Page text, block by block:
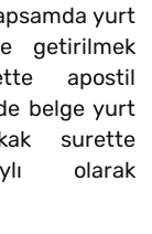
yurt
getirilmek
apostil
belge yurt
surette
olarak